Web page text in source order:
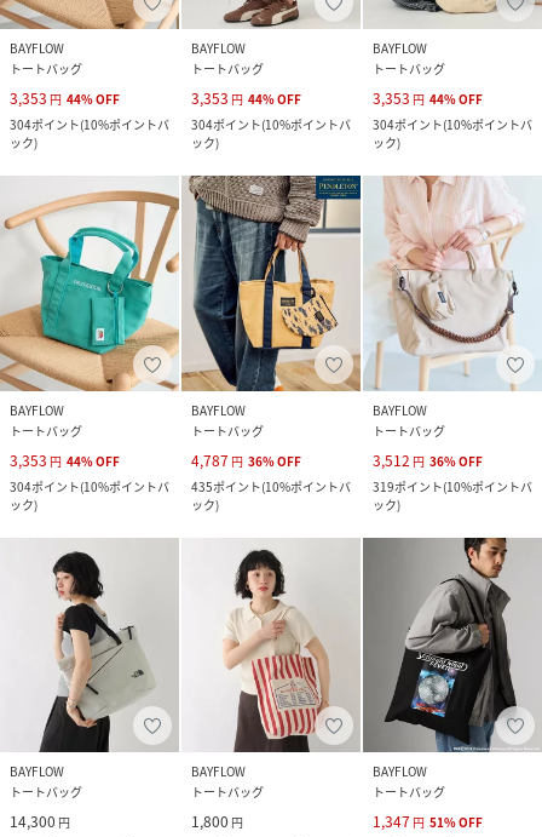
BAYFLOW
トートバッグ
3,353 円 44%OFF
304ポイント(10%ポイントバ
ック)
BAYFLOW
トートバッグ
3,353 円 44%OFF
304ポイント(10%ポイントバ
ック)
BAYFLOW
トートバッグ
3,353 円 44%OFF
304ポイント(10%ポイントバ
ック)
BAYFLOW
トートバッグ
3,353 円 44%OFF
304ポイント(10%ポイントバ
ック)
BAYFLOW
トートバッグ
4,787 円 36%OFF
435ポイント(10%ポイントバ
ック)
BAYFLOW
トートバッグ
3,512 円 36%OFF
319ポイント(10%ポイントバ
ック)
BAYFLOW
トートバッグ
14,300 円
BAYFLOW
トートバッグ
1,800 円
BAYFLOW
トートバッグ
1,347 円 51%OFF